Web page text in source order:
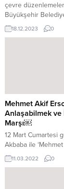
çevre
Büyükşehir
bitkilendirme
kavşak ve refüjleri
sağlamak için de
düzenleme
ediyor. Park,
bahçesi gibi yeşil
bakım...
18.12.2023 0
Mehmet Akif
Anlaşabilmek ve
Marşı￼
12 Mart Cumartesi
Akbaba ile
Anlaşabilmek ve
söyleşi etkinliği
11.03.2022 0